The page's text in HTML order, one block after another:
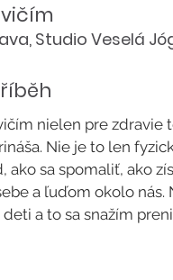
Studio Veselá
nielen pre zdravie
Nie je to len
ako sa spomaliť, ako
a ľuďom okolo
a to sa snažím